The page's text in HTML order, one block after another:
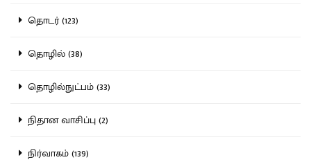
தொடர் (123)
தொழில் (38)
தொழில்நுட்பம் (33)
நிதான வாசிப்பு (2)
நிர்வாகம் (139)